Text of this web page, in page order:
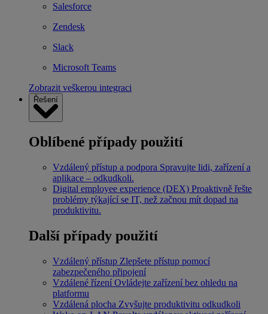
Salesforce
Zendesk
Slack
Microsoft Teams
Zobrazit veškerou integraci
Řešení
Oblíbené případy použití
Vzdálený přístup a podpora Spravujte lidi, zařízení a
aplikace – odkudkoli.
Digital employee experience (DEX) Proaktivně řešte
problémy týkající se IT, než začnou mít dopad na
produktivitu.
Další případy použití
Vzdálený přístup Zlepšete přístup pomocí
zabezpečeného připojení
Vzdálené řízení Ovládejte zařízení bez ohledu na
platformu
Vzdálená plocha Zvyšujte produktivitu odkudkoli